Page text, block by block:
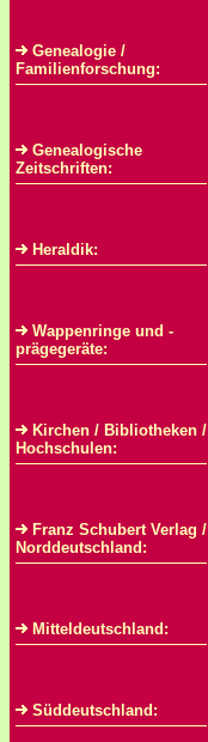
Genealogie /
Familienforschung:
Genealogische
Zeitschriften:
Heraldik:
Wappenringe und -
prägegeräte:
Kirchen / Bibliotheken /
Hochschulen:
Franz Schubert Verlag /
Norddeutschland:
Mitteldeutschland:
Süddeutschland: